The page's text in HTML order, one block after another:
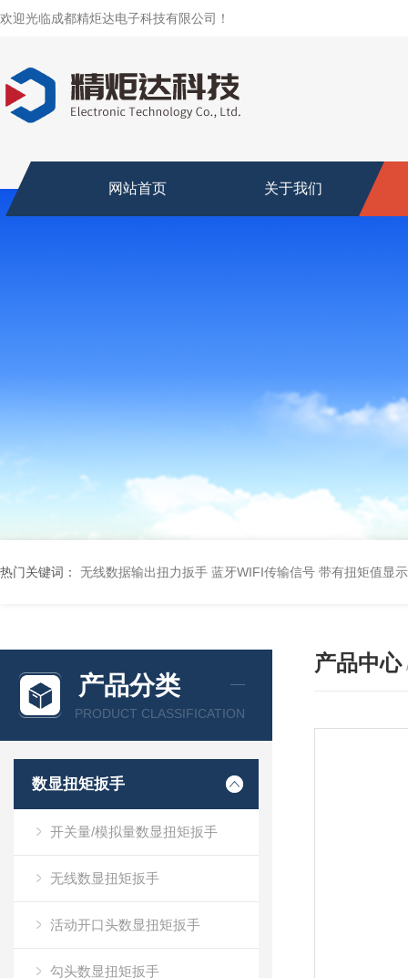
欢迎光临成都精炬达电子科技有限公司！
网站首页 关于我们
热门关键词： 无线数据输出扭力扳手 蓝牙WIFI传输信号 带有扭矩值显
产品分类
PRODUCT CLASSIFICATION
数显扭矩扳手
开关量/模拟量数显扭矩扳手
无线数显扭矩扳手
活动开口头数显扭矩扳手
勾头数显扭矩扳手
产品中心